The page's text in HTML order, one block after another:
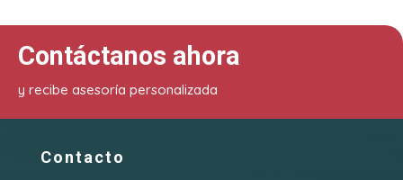
Contáctanos ahora
y recibe asesoría personalizada
Contacto